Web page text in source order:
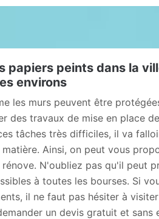
papiers peints dans la
environs
les murs peuvent être
des travaux de mise en place
tâches très difficiles, il va
Ainsi, on peut vous
N'oubliez pas qu'il peut
à toutes les bourses. Si
il ne faut pas hésiter à
un devis gratuit et sans